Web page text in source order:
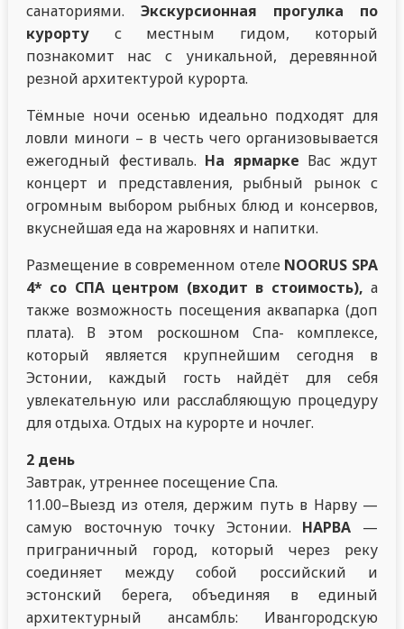
санаториями. Экскурсионная прогулка по
курортус местным гидом, который
познакомит нас с уникальной, деревянной
резной архитектурой курорта.
Тёмные ночи осенью идеально подходят для
ловли миноги – в честь чего организовывается
ежегодный фестиваль. На ярмарке Вас ждут
концерт и представления, рыбный рынок с
огромным выбором рыбных блюд и консервов,
вкуснейшая еда на жаровнях и напитки.
Размещение в современном отеле NOORUS SPA
4* со СПА центром (входит в стоимость), а
также возможность посещения аквапарка (доп
плата). В этом роскошном Спа- комплексе,
который является крупнейшим сегодня в
Эстонии, каждый гость найдёт для себя
увлекательную или расслабляющую процедуру
для отдыха. Отдых на курорте и ночлег.
2 день
Завтрак, утреннее посещение Спа.
11.00–Выезд из отеля, держим путь в Нарву —
самую восточную точку Эстонии. НАРВА —
приграничный город, который через реку
соединяет между собой российский и
эстонский берега, объединяя в единый
архитектурный ансамбль: Ивангородскую